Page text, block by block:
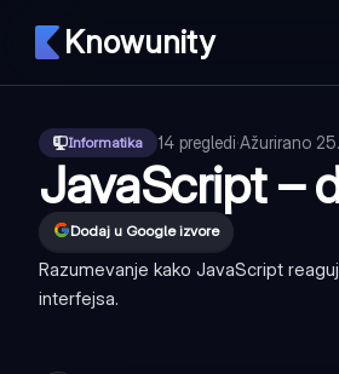
Knowunity
Informatika 14 pregledi·Ažurirano
JavaScript –
Dodaj u Google izvore
Razumevanje kako JavaScript
interfejsa.